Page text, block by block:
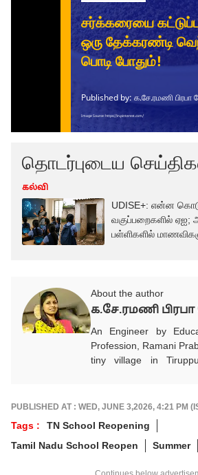
தொடர்புடைய
கல்வி
UDISE+: என்ன
வகுப்பறைகளில் ஏஐ;
பள்ளிகளில்
About the author
க.சே.ரமணி பிரபா
An Engineer by
Profession, Ramani
tiny village in
industry and joined
enthusiasm. She has
media for the past 11
focus are
PUBLISHED AT : WED, JUNE 3,2026, 4:21 PM
Tags :
TN School Reopening
Tamil Nadu School Reopen
Summer